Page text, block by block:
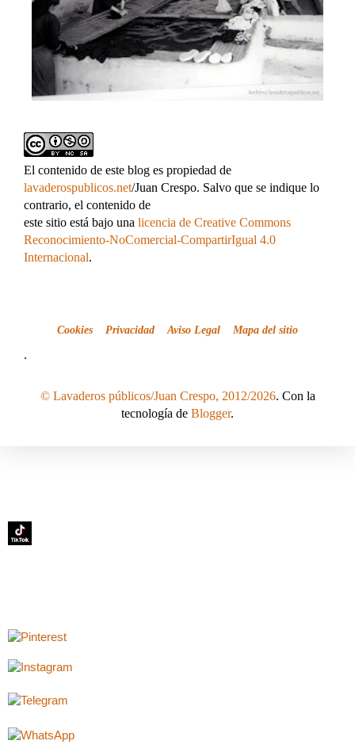
El contenido de este blog es propiedad de
lavaderospublicos.net/Juan Crespo. Salvo que se indique lo
contrario, el contenido de
este sitio está bajo una licencia de Creative Commons
Reconocimiento-NoComercial-CompartirIgual 4.0
Internacional.
Cookies Privacidad Aviso Legal Mapa del sitio
.
© Lavaderos públicos/Juan Crespo, 2012/2026. Con la
tecnología de Blogger.